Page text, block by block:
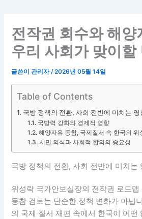
전작권 회수와 해양
우리 사회가 맞이할
글쓴이관리자/2026년 05월 14일
Table of Contents
국방 정책의 전환, 사회 전반에 미치는 영
국방력 강화와 경제적 영향
해양자유 동참, 국제질서 속 한국의 위
시민 의식과 사회적 합의의 중요성
국방 정책의 전환, 사회 전반에 미치는
위성락 국가안보실장의 전작권 로드
동참 검토는 단순한 정책 변화가 아닙
의 국제 질서 재편 속에서 한국이 어떤